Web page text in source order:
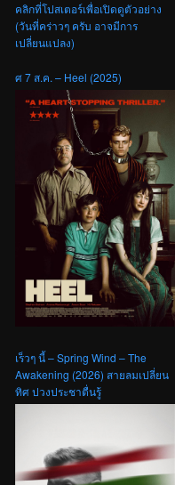
คลิกที่โปสเตอร์เพื่อเปิดดูตัวอย่าง
(วันที่คร่าวๆ ครับ อาจมีการ
เปลี่ยนแปลง)
ศ 7 ส.ค. – Heel (2025)
เร็วๆ นี้ – Spring Wind – The
Awakening (2026) สายลมเปลี่ยน
ทิศ ปวงประชาตื่นรู้